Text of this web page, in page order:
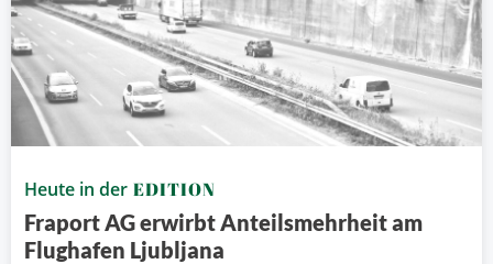
Heute in der EDITION
Fraport AG erwirbt Anteilsmehrheit am
Flughafen Ljubljana